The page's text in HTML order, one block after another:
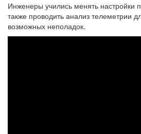
Инженеры учились менять настройки
также проводить анализ телеметрии
возможных неполадок.